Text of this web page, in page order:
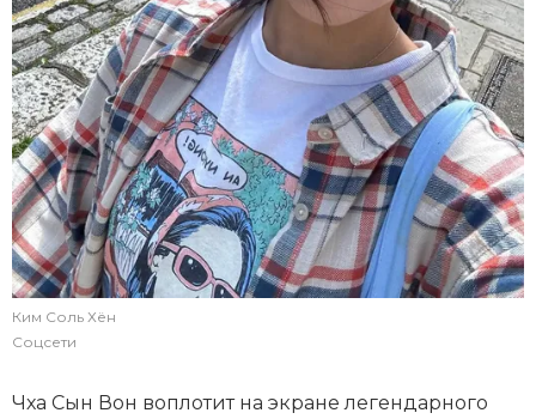
Ким Соль Хён
Соцсети
Чха Сын Вон воплотит на экране легендарного